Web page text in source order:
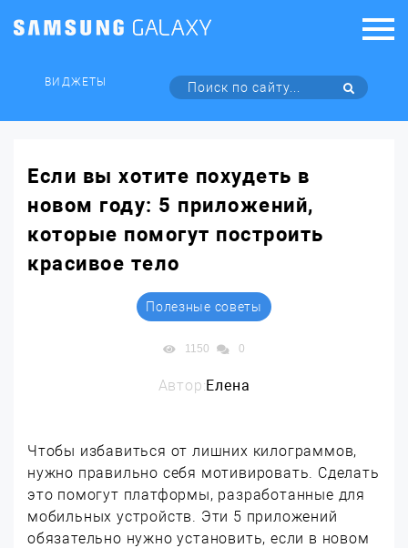
ВИДЖЕТЫ
Если вы хотите похудеть в
новом году: 5 приложений,
которые помогут построить
красивое тело
Полезные советы
1150 0
Автор:Елена
Чтобы избавиться от лишних килограммов,
нужно правильно себя мотивировать. Сделать
это помогут платформы, разработанные для
мобильных устройств. Эти 5 приложений
обязательно нужно установить, если в новом